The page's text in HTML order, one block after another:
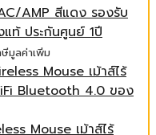
AMP สีแดง รองรับ
ท้ ประกันศูนย์ 1ปี
มูลค่าเพิ่ม
Mouse เม้าส์ไร้